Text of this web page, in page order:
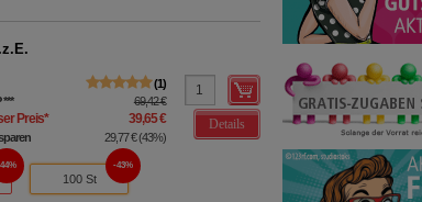
1
*** 69,42 €
Preis* 39,65 €
29,77 €(43%)
Details
44%
100 St
43%